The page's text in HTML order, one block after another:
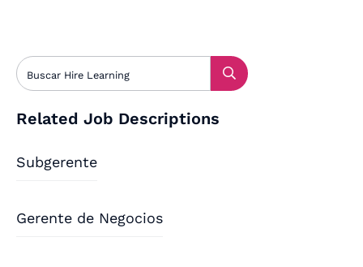
Related Job Descriptions
Subgerente
Gerente de Negocios